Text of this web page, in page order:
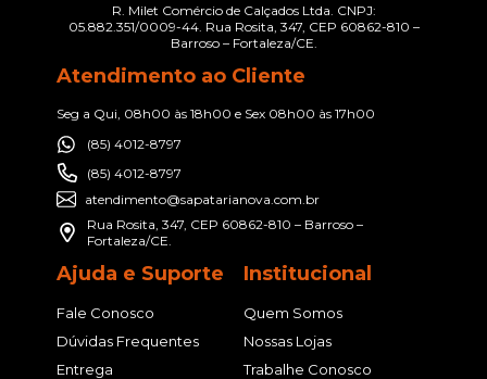
R. Milet Comércio de Calçados Ltda. CNPJ:
05.882.351/0009-44. Rua Rosita, 347, CEP 60862-810 –
Barroso – Fortaleza/CE.
Atendimento ao Cliente
Seg a Qui, 08h00 às 18h00 e Sex 08h00 às 17h00
(85) 4012-8797
(85) 4012-8797
atendimento@sapatarianova.com.br
Rua Rosita, 347, CEP 60862-810 – Barroso –
Fortaleza/CE.
Ajuda e Suporte
Fale Conosco
Dúvidas Frequentes
Entrega
Institucional
Quem Somos
Nossas Lojas
Trabalhe Conosco